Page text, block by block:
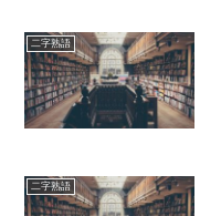
二字熟語
二字熟語